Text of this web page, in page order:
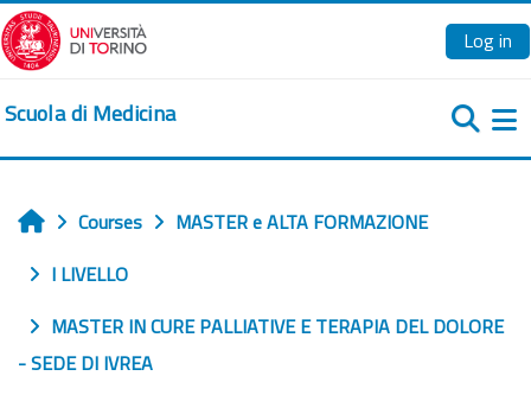
Skip to main content
Log in
Scuola di Medicina
Home
Courses
MASTER e ALTA FORMAZIONE
I LIVELLO
MASTER IN CURE PALLIATIVE E TERAPIA DEL DOLORE
- SEDE DI IVREA